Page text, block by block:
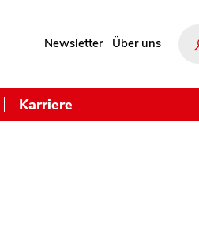
Newsletter Über uns
Karriere